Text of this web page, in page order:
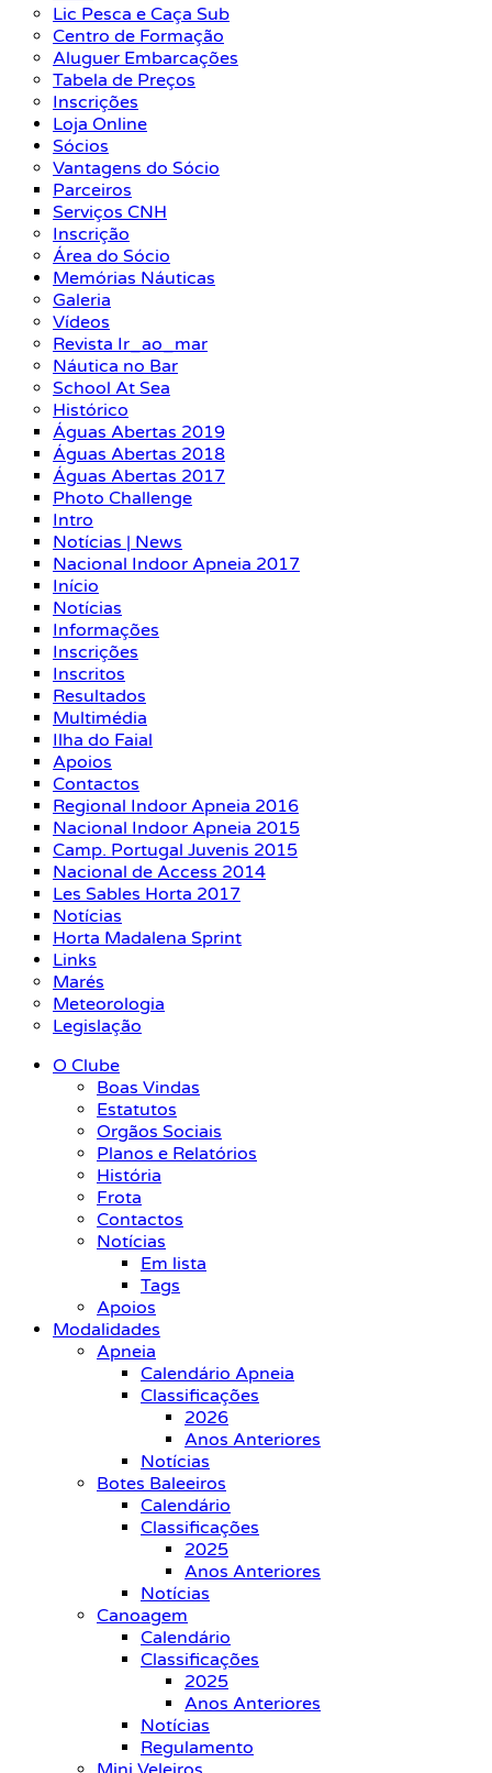
Lic Pesca e Caça Sub
Centro de Formação
Aluguer Embarcações
Tabela de Preços
Inscrições
Loja Online
Sócios
Vantagens do Sócio
Parceiros
Serviços CNH
Inscrição
Área do Sócio
Memórias Náuticas
Galeria
Vídeos
Revista Ir_ao_mar
Náutica no Bar
School At Sea
Histórico
Águas Abertas 2019
Águas Abertas 2018
Águas Abertas 2017
Photo Challenge
Intro
Notícias | News
Nacional Indoor Apneia 2017
Início
Notícias
Informações
Inscrições
Inscritos
Resultados
Multimédia
Ilha do Faial
Apoios
Contactos
Regional Indoor Apneia 2016
Nacional Indoor Apneia 2015
Camp. Portugal Juvenis 2015
Nacional de Access 2014
Les Sables Horta 2017
Notícias
Horta Madalena Sprint
Links
Marés
Meteorologia
Legislação
O Clube
Boas Vindas
Estatutos
Orgãos Sociais
Planos e Relatórios
História
Frota
Contactos
Notícias
Em lista
Tags
Apoios
Modalidades
Apneia
Calendário Apneia
Classificações
2026
Anos Anteriores
Notícias
Botes Baleeiros
Calendário
Classificações
2025
Anos Anteriores
Notícias
Canoagem
Calendário
Classificações
2025
Anos Anteriores
Notícias
Regulamento